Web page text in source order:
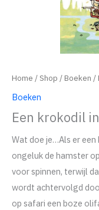
Home /Shop /Boeken /
Boeken
Een krokodil
Wat doe je…Als er een
ongeluk de hamster
voor spinnen, terwijl
wordt achtervolgd
op safari een boze